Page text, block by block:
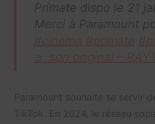
Primate dispo le 21
Merci à Paramount
Paramount souhaite se servir
TikTok. En 2024, le réseau